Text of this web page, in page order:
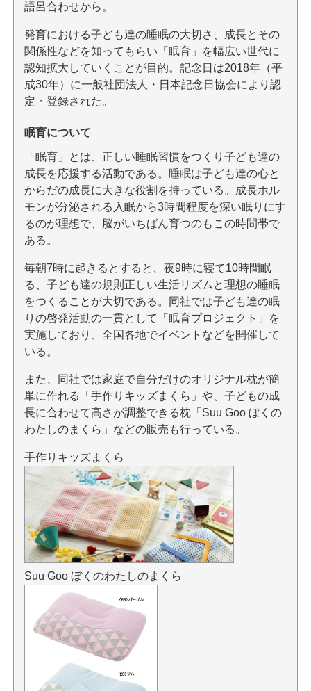
語呂合わせから。
発育における子ども達の睡眠の大切さ、成長とその
関係性などを知ってもらい「眠育」を幅広い世代に
認知拡大していくことが目的。記念日は2018年（平
成30年）に一般社団法人・日本記念日協会により認
定・登録された。
眠育について
「眠育」とは、正しい睡眠習慣をつくり子ども達の
成長を応援する活動である。睡眠は子ども達の心と
からだの成長に大きな役割を持っている。成長ホル
モンが分泌される入眠から3時間程度を深い眠りにす
るのが理想で、脳がいちばん育つのもこの時間帯で
ある。
毎朝7時に起きるとすると、夜9時に寝て10時間眠
る、子ども達の規則正しい生活リズムと理想の睡眠
をつくることが大切である。同社では子ども達の眠
りの啓発活動の一貫として「眠育プロジェクト」を
実施しており、全国各地でイベントなどを開催して
いる。
また、同社では家庭で自分だけのオリジナル枕が簡
単に作れる「手作りキッズまくら」や、子どもの成
長に合わせて高さが調整できる枕「Suu Goo ぼくの
わたしのまくら」などの販売も行っている。
手作りキッズまくら
Suu Goo ぼくのわたしのまくら